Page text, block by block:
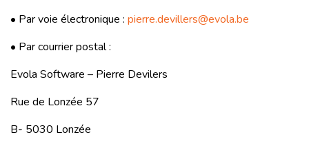
• Par voie électronique : pierre.devillers@evola.be
• Par courrier postal :
Evola Software – Pierre Devilers
Rue de Lonzée 57
B- 5030 Lonzée